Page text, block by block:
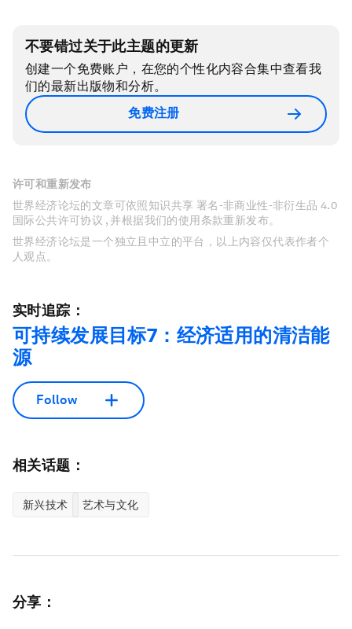
不要错过关于此主题的更新
创建一个免费账户，在您的个性化内容合集中查看我
们的最新出版物和分析。
免费注册
许可和重新发布
世界经济论坛的文章可依照知识共享 署名-非商业性-非衍生品 4.0
国际公共许可协议 , 并根据我们的使用条款重新发布。
世界经济论坛是一个独立且中立的平台，以上内容仅代表作者个
人观点。
实时追踪：
可持续发展目标7：经济适用的清洁能
源
Follow
相关话题：
新兴技术 艺术与文化
分享：